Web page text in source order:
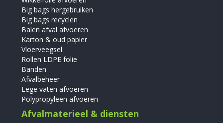
Big bags hergebruiken
Big bags recyclen
Balen afval afvoeren
Karton & oud papier
Vloerveegsel
Rollen LDPE folie
Banden
Afvalbeheer
Lege vaten afvoeren
Polypropyleen afvoeren
Afvalmaterieel & diensten